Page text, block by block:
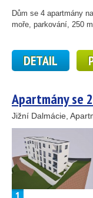
Dům se 4 apartmány
moře, parkování, 250 m
DETAIL
Apartmány se
Jižní Dalmácie,